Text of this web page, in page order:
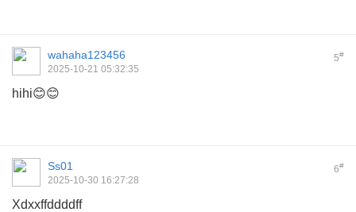
5#
wahaha123456
2025-10-21 05:32:35
hihi😊😊
6#
Ss01
2025-10-30 16:27:28
Xdxxffddddff